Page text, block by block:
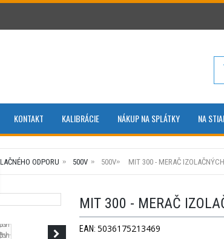
KONTAKT KALIBRÁCIE NÁKUP NA SPLÁTKY NA
ODPORU 500V 500V MIT 300 - MERAČ
MIT 300 - MERAČ
EAN: 5036175213469